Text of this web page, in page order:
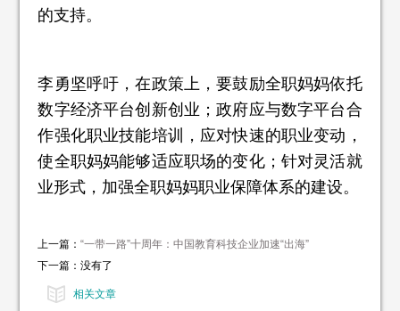
的支持。
李勇坚呼吁，在政策上，要鼓励全职妈妈依托
数字经济平台创新创业；政府应与数字平台合
作强化职业技能培训，应对快速的职业变动，
使全职妈妈能够适应职场的变化；针对灵活就
业形式，加强全职妈妈职业保障体系的建设。
上一篇：“一带一路”十周年：中国教育科技企业加速“出海”
下一篇：没有了
相关文章